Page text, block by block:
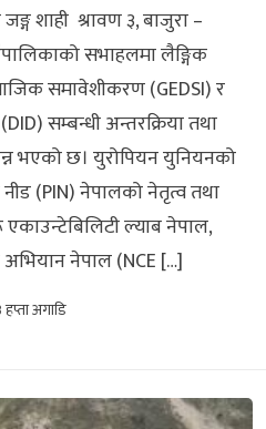
शाही श्रावण ३, बाजुरा –
सभाहलमा लैङ्गिक
समावेशीकरण (GEDSI) र
सम्बन्धी अन्तरक्रिया तथा
भएको छ। युरोपियन युनियनको
(PIN) नेपालको नेतृत्व तथा
ल्याब नेपाल,
अभियान नेपाल (NCE […]
हप्ता अगाडि